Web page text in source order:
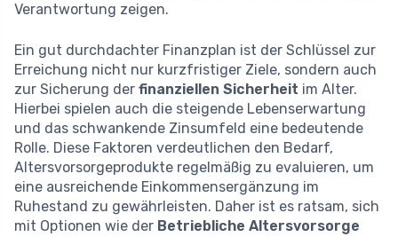
Verantwortung zeigen.
Ein gut durchdachter Finanzplan ist der Schlüssel zur
Erreichung nicht nur kurzfristiger Ziele, sondern auch
zur Sicherung der finanziellen Sicherheit im Alter.
Hierbei spielen auch die steigende Lebenserwartung
und das schwankende Zinsumfeld eine bedeutende
Rolle. Diese Faktoren verdeutlichen den Bedarf,
Altersvorsorgeprodukte regelmäßig zu evaluieren, um
eine ausreichende Einkommensergänzung im
Ruhestand zu gewährleisten. Daher ist es ratsam, sich
mit Optionen wie der Betriebliche Altersvorsorge